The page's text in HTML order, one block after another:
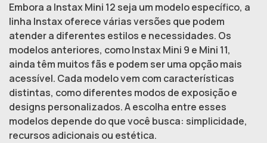
Embora a Instax Mini 12 seja um modelo específico, a
linha Instax oferece várias versões que podem
atender a diferentes estilos e necessidades. Os
modelos anteriores, como Instax Mini 9 e Mini 11,
ainda têm muitos fãs e podem ser uma opção mais
acessível. Cada modelo vem com características
distintas, como diferentes modos de exposição e
designs personalizados. A escolha entre esses
modelos depende do que você busca: simplicidade,
recursos adicionais ou estética.